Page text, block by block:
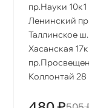
пр.Науки 10к1
Ленинский пр.
Таллинское
Хасанская
Коллонтай 28